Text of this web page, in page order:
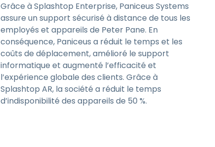
Grâce à Splashtop Enterprise, Paniceus Systems
assure un support sécurisé à distance de tous les
employés et appareils de Peter Pane. En
conséquence, Paniceus a réduit le temps et les
coûts de déplacement, amélioré le support
informatique et augmenté l’efficacité et
l’expérience globale des clients. Grâce à
Splashtop AR, la société a réduit le temps
d’indisponibilité des appareils de 50 %.